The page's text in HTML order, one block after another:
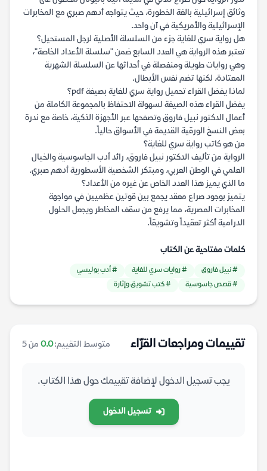
وثائق إسرائيلية بالغة الخطورة، حيث يتواجه أدهم صبري مع المخابرات
الإسرائيلية والأمريكية في آن واحد.
هل رواية سري للغاية جزء من السلسلة الأصلية لرجل المستحيل؟
تعتبر هذه الرواية هي العدد السابع ضمن "سلسلة الأعداد الخاصة"،
وهي روايات طويلة ومنفصلة في أحداثها عن السلسلة الشهرية
المعتادة، لكنها تضم نفس الأبطال.
لماذا يفضل القراء تحميل رواية سري للغاية بصيغة pdf؟
يفضل القراء هذه الصيغة لسهولة الاحتفاظ بالمجموعة الكاملة من
أعمال الدكتور نبيل فاروق وتصفحها عبر الأجهزة الذكية، خاصة مع ندرة
بعض النسخ الورقية القديمة في الأسواق حالياً.
من هو كاتب رواية سري للغاية؟
الرواية من تأليف الدكتور نبيل فاروق، رائد أدب الجاسوسية والخيال
العلمي في الوطن العربي، ومبتكر الشخصية الأسطورية أدهم صبري.
ما الذي يميز هذا العدد الخاص عن غيره من الأعداد؟
يتميز بوجود صراع معقد يجمع بين قوتين عظميين في مواجهة
المخابرات المصرية، مما يرفع من سقف المخاطر ويجعل الحلول
الدرامية أكثر تعقيداً وتشويقاً.
كلمات مفتاحية عن الكتاب
# نبيل فاروق # روايات سري للغاية
# أدب بوليسي
# قصص جاسوسية
# كتب تشويق وإثارة
تقييمات ومراجعات القرّاء متوسط التقييم:0.0 من 5
يجب تسجيل الدخول لإضافة تقييمك حول هذا الكتاب.
تسجيل الدخول